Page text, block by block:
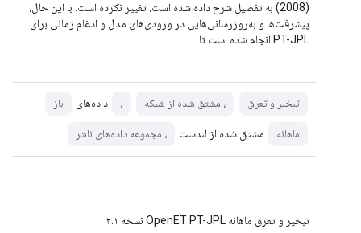
(2008) به تفصیل شرح داده شده است، تغییر نکرده است. با این حال،
پیشرفت‌ها و به‌روزرسانی‌هایی در ورودی‌های مدل و ادغام زمانی برای
PT-JPL انجام شده است تا ...
تبخیر و تعرق ، مشتق شده از شبکه ، داده‌های باز
ماهانه مشتق شده از لندست ، مجموعه داده‌های ناشر
تبخیر و تعرق ماهانه OpenET PT-JPL نسخه ۲.۱